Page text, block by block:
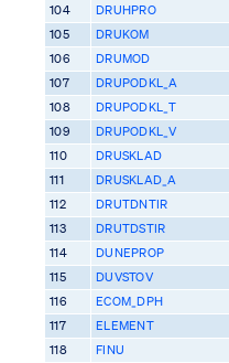
104
DRUHPRO
105
DRUKOM
106
DRUMOD
107
DRUPODKL_A
108
DRUPODKL_T
109
DRUPODKL_V
110
DRUSKLAD
111
DRUSKLAD_A
112
DRUTDNTIR
113
DRUTDSTIR
114
DUNEPROP
115
DUVSTOV
116
ECOM_DPH
117
ELEMENT
118
FINU